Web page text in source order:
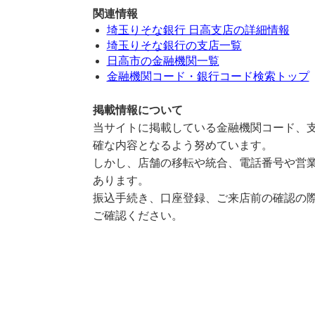
関連情報
埼玉りそな銀行 日高支店の詳細情報
埼玉りそな銀行の支店一覧
日高市の金融機関一覧
金融機関コード・銀行コード検索トップ
掲載情報について
当サイトに掲載している金融機関コード、
確な内容となるよう努めています。
しかし、店舗の移転や統合、電話番号や営
あります。
振込手続き、口座登録、ご来店前の確認の
ご確認ください。